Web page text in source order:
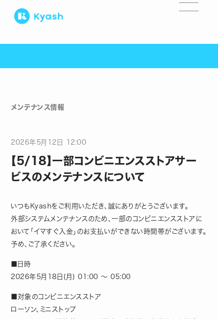
メンテナンス情報
2026年 5月 12 日 12:00
【5/18】一部コンビニエンスストアサー
ビスのメンテナンスについて
いつもKyashをご利用いただき、誠にありがとうございます。
外部システムメンテナンスのため、一部のコンビニエンスストアに
おいて「イマすぐ入金」のお支払いができない時間帯がございます。
予め、ご了承ください。
■日時
2026年5月18日(月) 01:00 ～ 05:00
■対象のコンビニエンスストア
ローソン、ミニストップ